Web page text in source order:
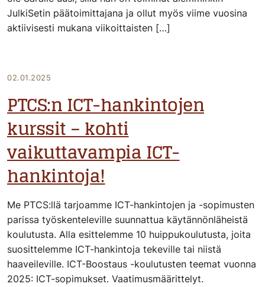
JulkiSetin päätoimittajana ja ollut myös viime vuosina
aktiivisesti mukana viikoittaisten […]
02.01.2025
PTCS:n ICT-hankintojen
kurssit – kohti
vaikuttavampia ICT-
hankintoja!
Me PTCS:llä tarjoamme ICT-hankintojen ja -sopimusten
parissa työskenteleville suunnattua käytännönläheistä
koulutusta. Alla esittelemme 10 huippukoulutusta, joita
suosittelemme ICT-hankintoja tekeville tai niistä
haaveileville. ICT-Boostaus -koulutusten teemat vuonna
2025: ICT-sopimukset. Vaatimusmäärittelyt.